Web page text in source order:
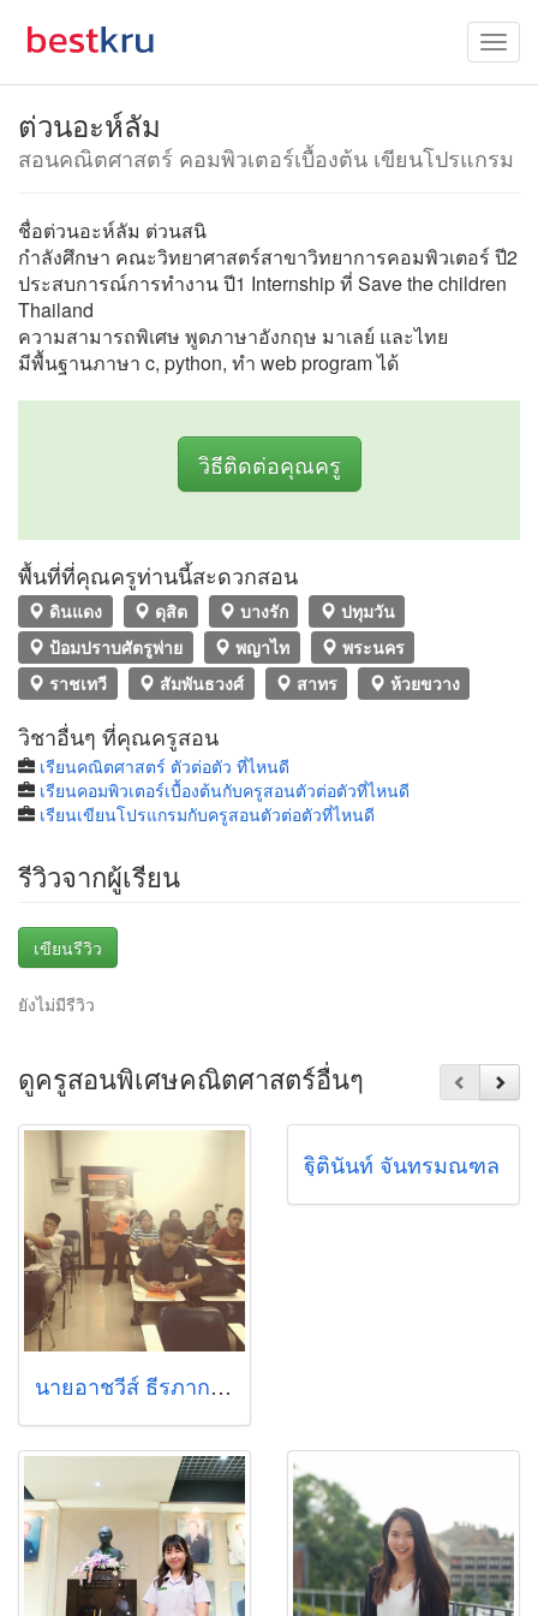
ต่วนอะห์ลัม
สอนคณิตศาสตร์ คอมพิวเตอร์เบื้องต้น เขียนโปรแกรม
ชื่อต่วนอะห์ลัม ต่วนสนิ
กำลังศึกษา คณะวิทยาศาสตร์สาขาวิทยาการคอมพิวเตอร์ ปี2
ประสบการณ์การทำงาน ปี1 Internship ที่ Save the children
Thailand
ความสามารถพิเศษ พูดภาษาอังกฤษ มาเลย์ และไทย
มีพื้นฐานภาษา c, python, ทำ web program ได้
วิธีติดต่อคุณครู
พื้นที่ที่คุณครูท่านนี้สะดวกสอน
ดินแดง ดุสิต บางรัก
ปทุมวัน
ป้อมปราบศัตรูพ่าย
พญาไท
พระนคร
ราชเทวี
สัมพันธวงศ์ สาทร ห้วยขวาง
วิชาอื่นๆ ที่คุณครูสอน
เรียนคณิตศาสตร์ ตัวต่อตัว ที่ไหนดี
เรียนคอมพิวเตอร์เบื้องต้นกับครูสอนตัวต่อตัวที่ไหนดี
เรียนเขียนโปรแกรมกับครูสอนตัวต่อตัวที่ไหนดี
รีวิวจากผู้เรียน
เขียนรีวิว
ยังไม่มีรีวิว
ดูครูสอนพิเศษคณิตศาสตร์อื่นๆ
นายอาชวีส์ ธีรภากร (tutornat)
ฐิตินันท์ จันทรมณฑล